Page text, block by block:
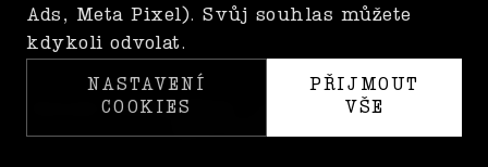
Kontakt PONTON MUSIC / manažer: 604 948 329,
Ads, Meta Pixel). Svůj souhlas můžete
kdykoli odvolat.
NASTAVENÍ
COOKIES
PŘIJMOUT
VŠE